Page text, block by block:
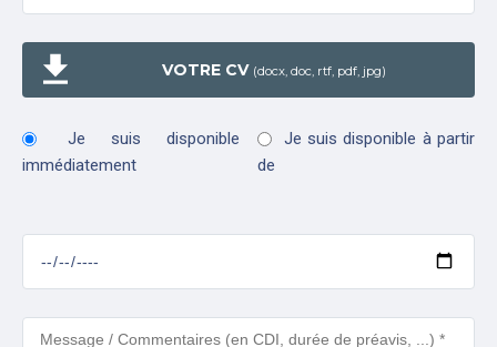
VOTRE CV (docx, doc, rtf, pdf, jpg)
Je suis disponible
immédiatement
Je suis disponible à partir
de